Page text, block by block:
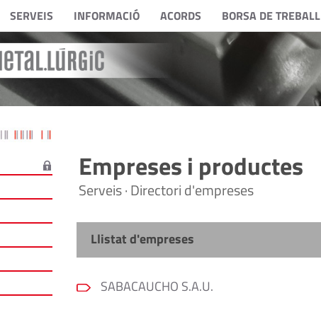
SERVEIS INFORMACIÓ ACORDS BORSA DE TREBALL
Empreses i productes
Serveis · Directori d'empreses
Llistat d'empreses
SABACAUCHO S.A.U.